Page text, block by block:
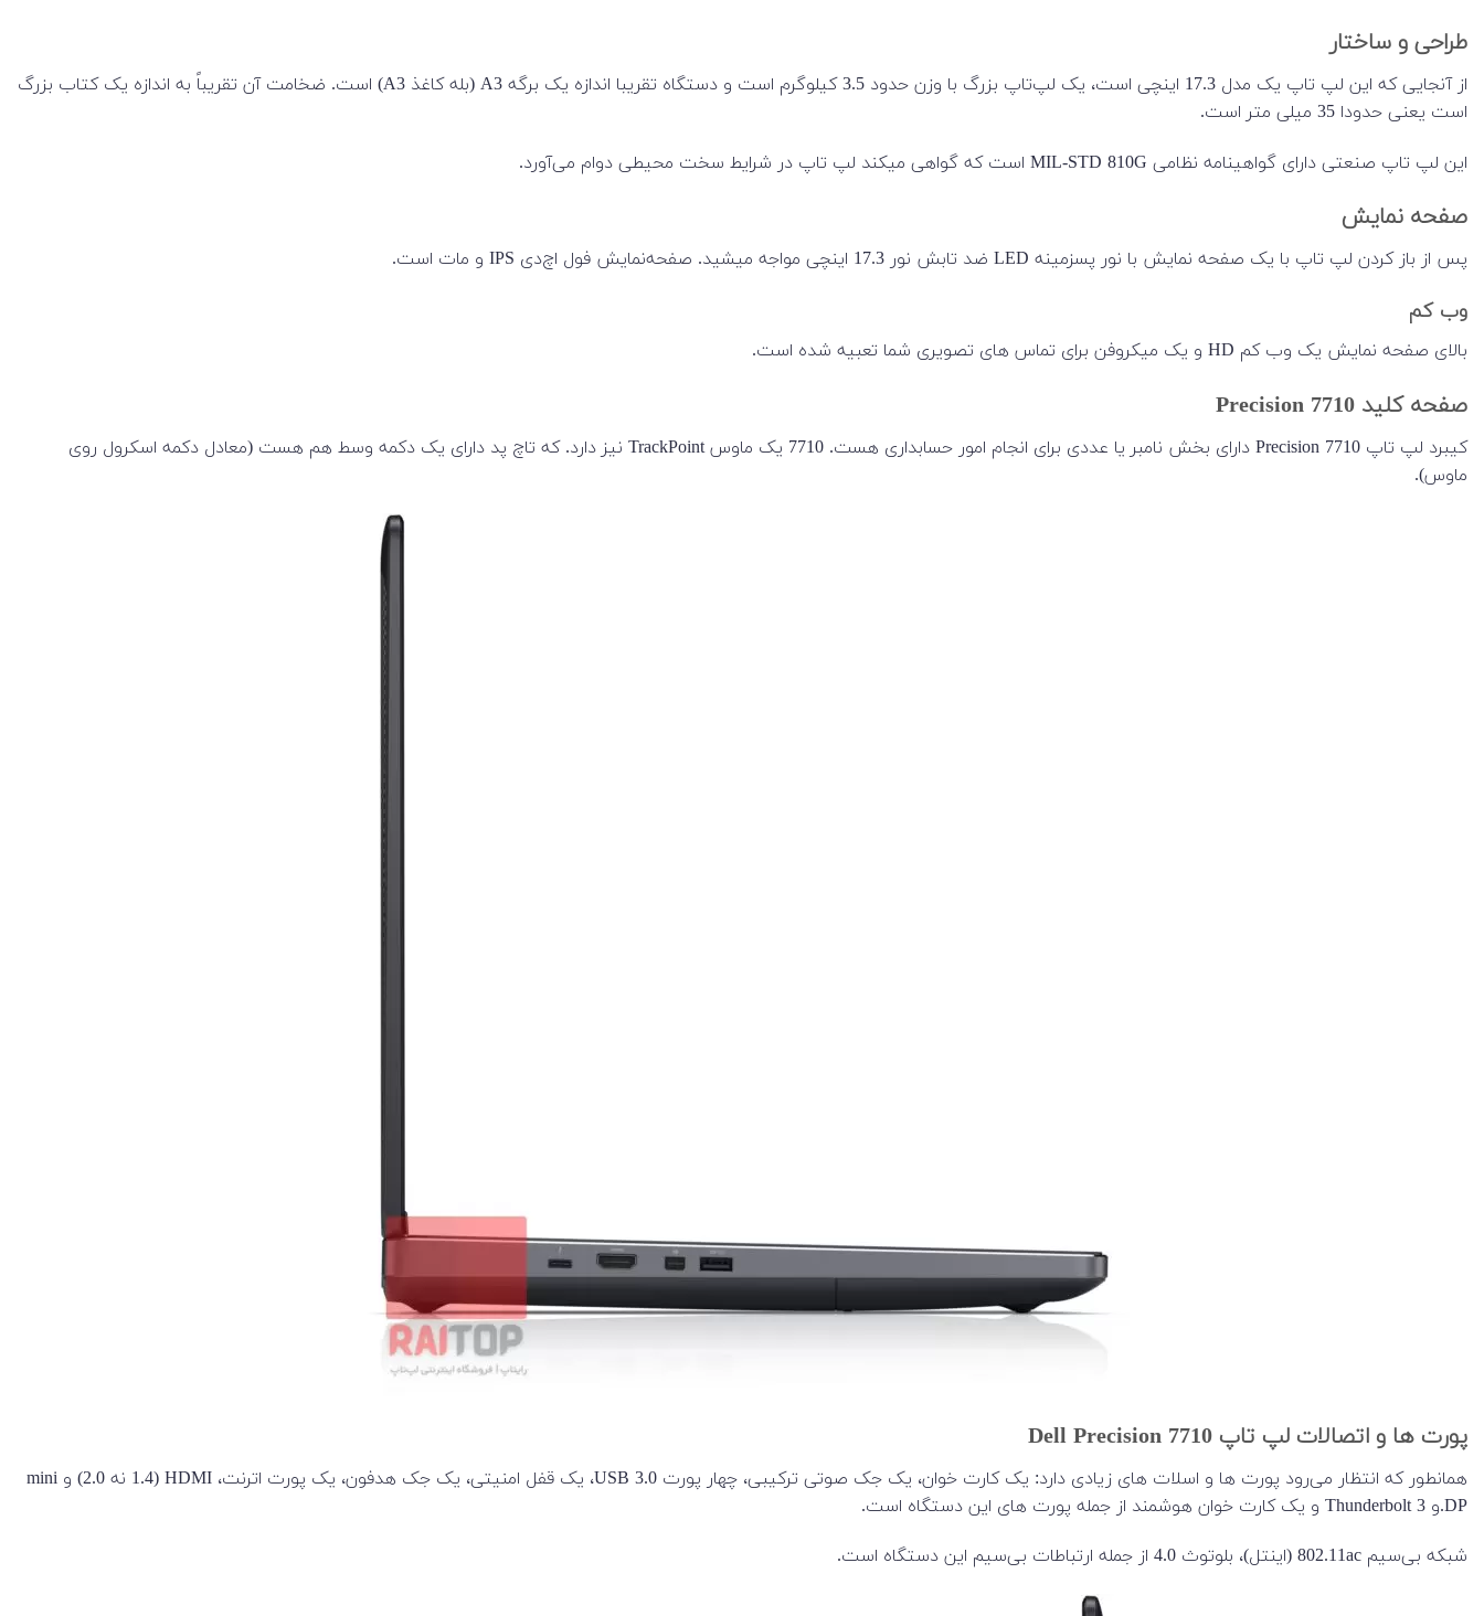
طراحی و ساختار
از آنجایی که این لپ تاپ یک مدل 17.3 اینچی است، یک لپ‌تاپ بزرگ با وزن حدود 3.5 کیلوگرم است و دستگاه تقریبا اندازه یک برگه A3 (بله کاغذ A3) است. ضخامت آن تقریباً به اندازه یک کتاب بزرگ
است یعنی حدودا 35 میلی متر است.
این لپ تاپ صنعتی دارای گواهینامه نظامی MIL-STD 810G است که گواهی میکند لپ تاپ در شرایط سخت محیطی دوام می‌آورد.
صفحه نمایش
پس از باز کردن لپ تاپ با یک صفحه نمایش با نور پسزمینه LED ضد تابش نور 17.3 اینچی مواجه میشید. صفحه‌نمایش فول اچ‌دی IPS و مات است.
وب کم
بالای صفحه نمایش یک وب کم HD و یک میکروفن برای تماس های تصویری شما تعبیه شده است.
صفحه کلید Precision 7710
کیبرد لپ تاپ Precision 7710 دارای بخش نامبر یا عددی برای انجام امور حسابداری هست. 7710 یک ماوس TrackPoint نیز دارد. که تاچ پد دارای یک دکمه وسط هم هست (معادل دکمه اسکرول روی
ماوس).
پورت ها و اتصالات لپ تاپ Dell Precision 7710
همانطور که انتظار می‌رود پورت ها و اسلات های زیادی دارد: یک کارت خوان، یک جک صوتی ترکیبی، چهار پورت USB 3.0، یک قفل امنیتی، یک جک هدفون، یک پورت اترنت، HDMI (1.4 نه 2.0) و mini
DP.و Thunderbolt 3 و یک کارت خوان هوشمند از جمله پورت های این دستگاه است.
شبکه بی‌سیم 802.11ac (اینتل)، بلوتوث 4.0 از جمله ارتباطات بی‌سیم این دستگاه است.